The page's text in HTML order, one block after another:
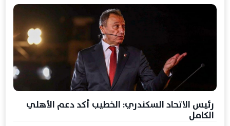
رئيس الاتحاد السكندري: الخطيب أكد دعم الأهلي
الكامل